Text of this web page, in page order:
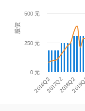
股價
2016Q22017Q22018Q2
0 元
250 元
500 元